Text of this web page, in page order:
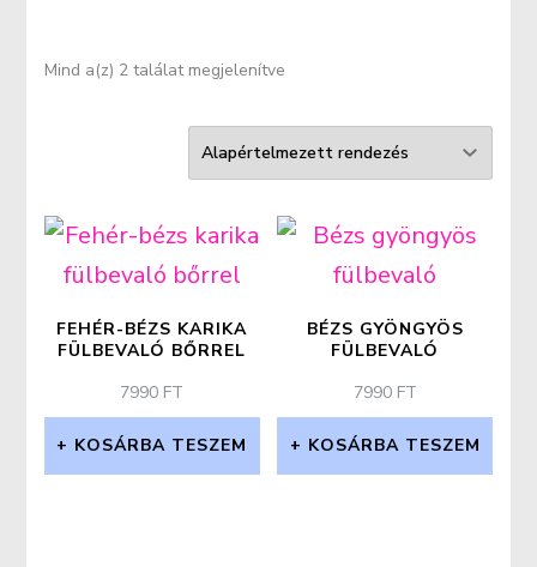
Mind a(z) 2 találat megjelenítve
FEHÉR-BÉZS KARIKA
FÜLBEVALÓ BŐRREL
7990 FT
KOSÁRBA TESZEM
BÉZS GYÖNGYÖS
FÜLBEVALÓ
7990 FT
KOSÁRBA TESZEM